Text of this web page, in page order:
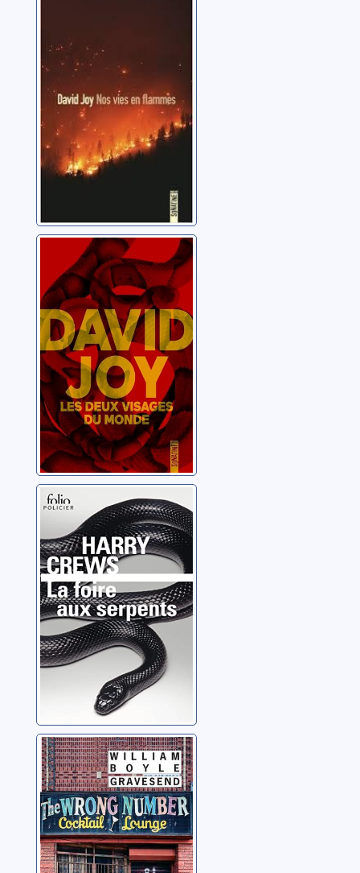
Joy, David
Les deux visages
du monde
Joy, David
La foire aux
serpents
Crews, Harry
Gravesend
Boyle, William